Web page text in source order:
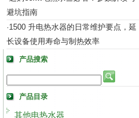
避坑指南
·1500 升电热水器的日常维护要点，延
长设备使用寿命与制热效率
产品搜索
产品目录
其他电热水器